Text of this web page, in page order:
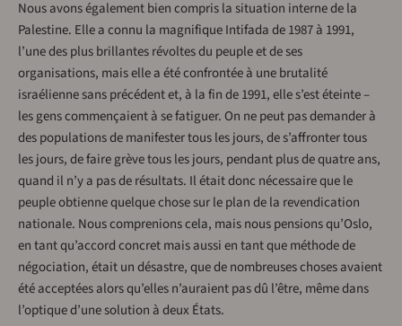
Nous avons également bien compris la situation interne de la
Palestine. Elle a connu la magnifique Intifada de 1987 à 1991,
l’une des plus brillantes révoltes du peuple et de ses
organisations, mais elle a été confrontée à une brutalité
israélienne sans précédent et, à la fin de 1991, elle s’est éteinte –
les gens commençaient à se fatiguer. On ne peut pas demander à
des populations de manifester tous les jours, de s’affronter tous
les jours, de faire grève tous les jours, pendant plus de quatre ans,
quand il n’y a pas de résultats. Il était donc nécessaire que le
peuple obtienne quelque chose sur le plan de la revendication
nationale. Nous comprenions cela, mais nous pensions qu’Oslo,
en tant qu’accord concret mais aussi en tant que méthode de
négociation, était un désastre, que de nombreuses choses avaient
été acceptées alors qu’elles n’auraient pas dû l’être, même dans
l’optique d’une solution à deux États.